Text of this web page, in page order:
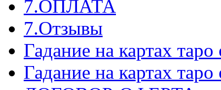
7.ОПЛАТА
7.Отзывы
Гадание на картах
Гадание на картах